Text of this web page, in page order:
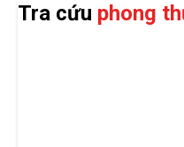
Tra cứu phong